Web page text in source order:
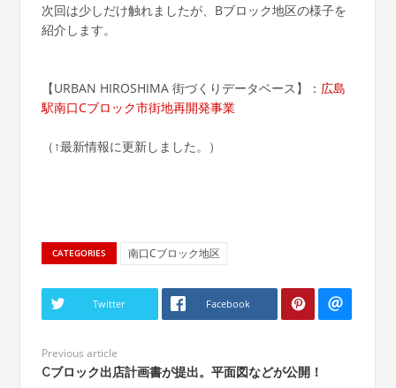
次回は少しだけ触れましたが、Bブロック地区の様子を
紹介します。
【URBAN HIROSHIMA 街づくりデータベース】： 広島
駅南口Cブロック市街地再開発事業
（↑最新情報に更新しました。）
CATEGORIES 南口Cブロック地区
Twitter Facebook
Previous article
Cブロック出店計画書が提出。平面図などが公開！